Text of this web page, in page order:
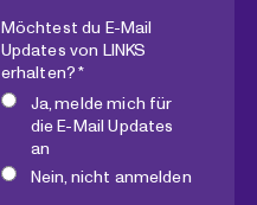
Möchtest du E-Mail
Updates von LINKS
erhalten? *
Ja, melde mich für
die E-Mail Updates
an
Nein, nicht anmelden